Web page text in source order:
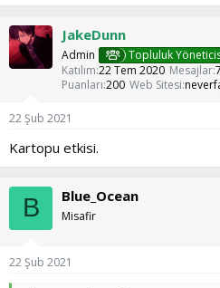
p
k
i
l
e
JakeDunn
Admin
Topluluk
Katılım 22 Tem 2020 Mesajlar
Puanları 200 Web Sitesi
22 Şub 2021
Kartopu etkisi.
B Blue_Ocean
Misafir
22 Şub 2021